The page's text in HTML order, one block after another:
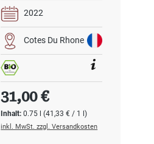
2022
Cotes Du Rhone
Inhalt:0.75 l(41,33 € / 1 l)
Regulärer Preis:
31,00 €
inkl. MwSt. zzgl. Versandkosten